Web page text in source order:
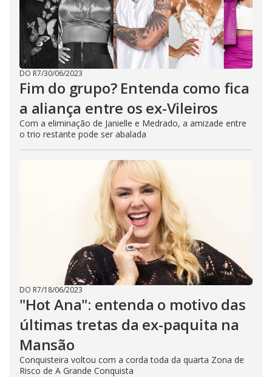
DO R7/30/06/2023
Fim do grupo? Entenda como fica
a aliança entre os ex-Vileiros
Com a eliminação de Janielle e Medrado, a amizade entre
o trio restante pode ser abalada
DO R7/18/06/2023
"Hot Ana": entenda o motivo das
últimas tretas da ex-paquita na
Mansão
Conquisteira voltou com a corda toda da quarta Zona de
Risco de A Grande Conquista